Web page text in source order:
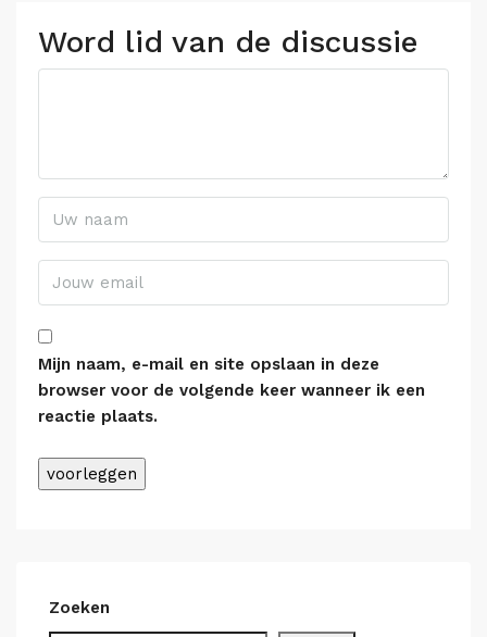
Word lid van de discussie
Mijn naam, e-mail en site opslaan in deze
browser voor de volgende keer wanneer ik een
reactie plaats.
Zoeken